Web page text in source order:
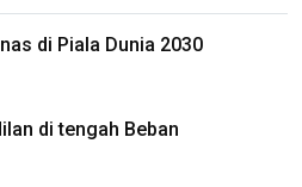
di Piala Dunia 2030
di tengah Beban